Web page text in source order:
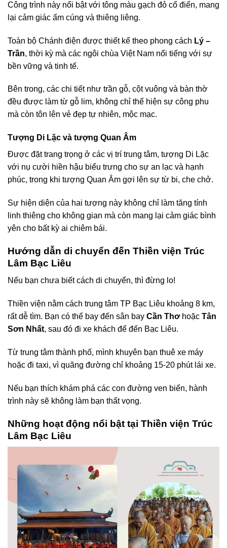
Công trình này nổi bật với tông màu gạch đỏ cổ điển, mang
lại cảm giác ấm cúng và thiêng liêng.
Toàn bộ Chánh điện được thiết kế theo phong cách Lý –
Trần, thời kỳ mà các ngôi chùa Việt Nam nổi tiếng với sự
bền vững và tinh tế.
Bên trong, các chi tiết như trần gỗ, cột vuông và bàn thờ
đều được làm từ gỗ lim, không chỉ thể hiện sự công phu
mà còn tôn lên vẻ đẹp tự nhiên, mộc mạc.
Tượng Di Lặc và tượng Quan Âm
Được đặt trang trọng ở các vị trí trung tâm, tượng Di Lặc
với nụ cười hiền hậu biểu trưng cho sự an lạc và hạnh
phúc, trong khi tượng Quan Âm gợi lên sự từ bi, che chở.
Sự hiện diện của hai tượng này không chỉ làm tăng tính
linh thiêng cho không gian mà còn mang lại cảm giác bình
yên cho bất kỳ ai chiêm bái.
Hướng dẫn di chuyển đến Thiền viện Trúc
Lâm Bạc Liêu
Nếu bạn chưa biết cách di chuyển, thì đừng lo!
Thiền viện nằm cách trung tâm TP Bạc Liêu khoảng 8 km,
rất dễ tìm. Bạn có thể bay đến sân bay Cần Thơhoặc Tân
Sơn Nhất, sau đó đi xe khách để đến Bạc Liêu.
Từ trung tâm thành phố, mình khuyên bạn thuê xe máy
hoặc đi taxi, vì quãng đường chỉ khoảng 15-20 phút lái xe.
Nếu bạn thích khám phá các con đường ven biển, hành
trình này sẽ không làm bạn thất vọng.
Những hoạt động nổi bật tại Thiền viện Trúc
Lâm Bạc Liêu